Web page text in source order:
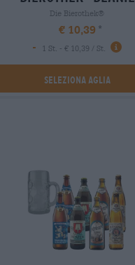
Die Bierothek®
€ 10,39
-
1 St. - € 10,39 / St.
Seleziona Aglia